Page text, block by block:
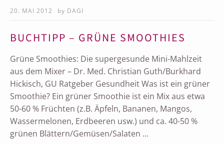
20. MAI 2012 by DAGI
BUCHTIPP – GRÜNE SMOOTHIES
Grüne Smoothies: Die supergesunde Mini-Mahlzeit
aus dem Mixer – Dr. Med. Christian Guth/Burkhard
Hickisch, GU Ratgeber Gesundheit Was ist ein grüner
Smoothie? Ein grüner Smoothie ist ein Mix aus etwa
50-60 % Früchten (z.B. Äpfeln, Bananen, Mangos,
Wassermelonen, Erdbeeren usw.) und ca. 40-50 %
grünen Blättern/Gemüsen/Salaten …